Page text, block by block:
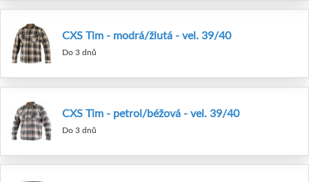
CXS Tim - modrá/žlutá - vel. 39/40
Do 3 dnů
CXS Tim - petrol/béžová - vel. 39/40
Do 3 dnů